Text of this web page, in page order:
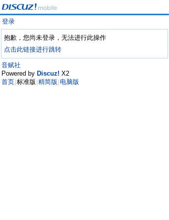
登录
抱歉，您尚未登录，无法进行此操作
点击此链接进行跳转
音赋社
Powered by Discuz! X2
首页 标准版 精简版 电脑版